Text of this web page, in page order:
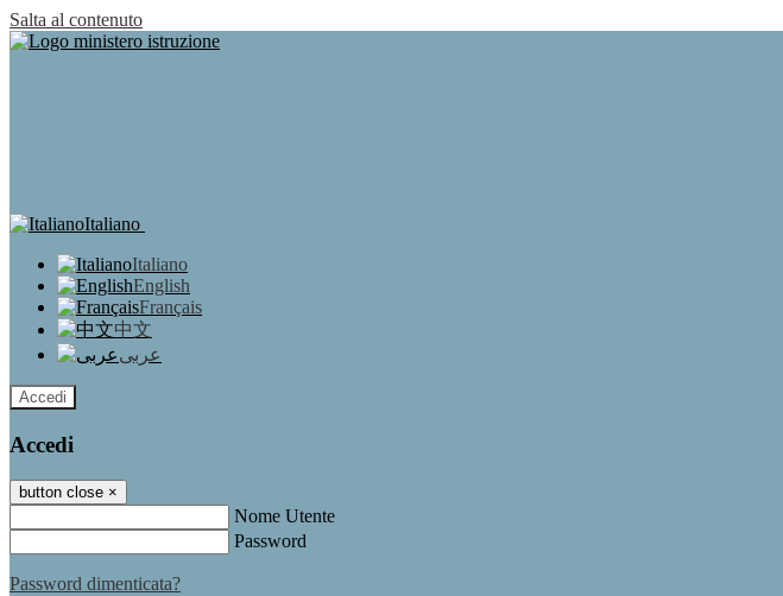
Salta al contenuto
Italiano
Italiano
English
Français
中文
عربى
Accedi
Accedi
button close ×
Nome Utente
Password
Password dimenticata?